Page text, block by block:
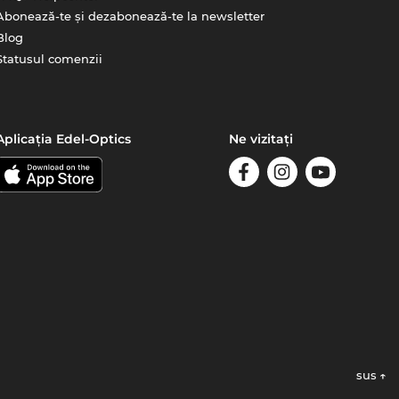
te și dezabonează-te la newsletter
comenzii
Edel-Optics Ne vizitați
sus